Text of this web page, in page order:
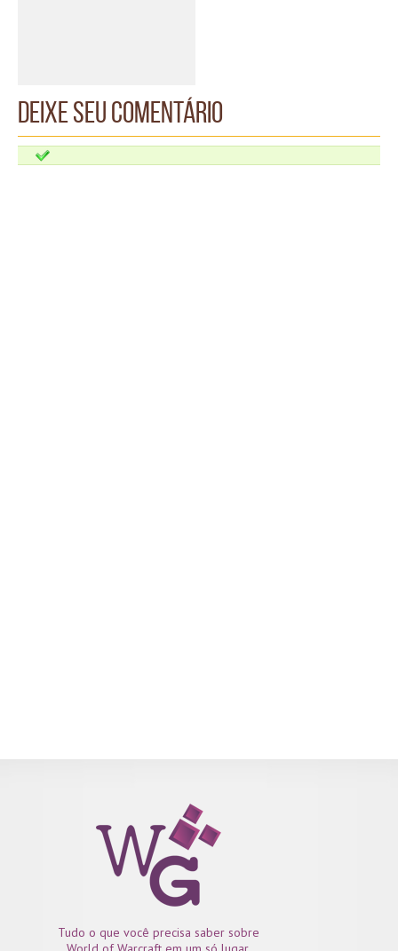
Deixe seu comentário
Tudo o que você precisa saber sobre